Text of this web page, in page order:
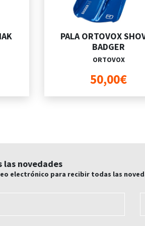
PALA ORTOVOX
BADGER
ORTOVOX
50,00€
las novedades
electrónico para recibir todas las